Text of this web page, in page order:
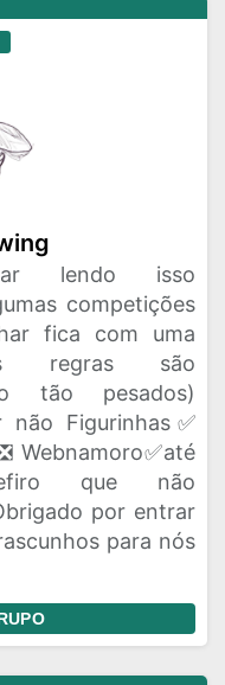
lendo isso
competições
fica com uma
regras são
tão pesados)
não Figurinhas✅
Webnamoro✅até
que não
por entrar
para nós